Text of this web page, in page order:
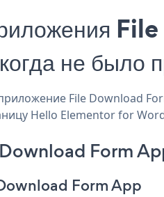
не было
File Download
Hello Elementor for
Form
Form App